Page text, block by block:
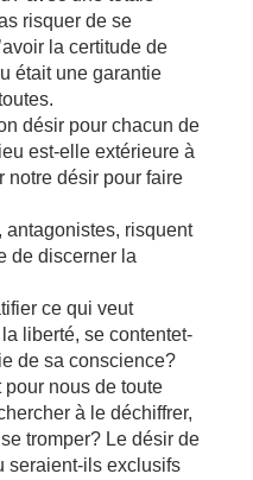
risquer de se
la certitude de
était une garantie
désir pour chacun de
est-elle extérieure à
notre désir pour faire
antagonistes, risquent
de discerner la
ce qui veut
liberté, se contentet-
de sa conscience?
pour nous de toute
à le déchiffrer,
tromper? Le désir de
seraient-ils exclusifs